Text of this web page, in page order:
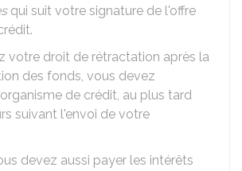
qui suit votre signature de l'offre
votre droit de rétractation après la
des fonds, vous devez
de crédit, au plus tard
suivant l'envoi de votre
devez aussi payer les intérêts